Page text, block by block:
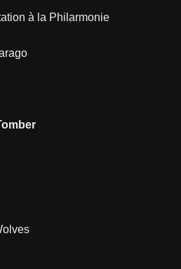
à la Philarmonie